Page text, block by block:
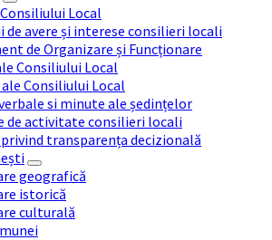
Local
de avere și interese consilieri locali
de Organizare și Funcționare
Consiliului Local
Consiliului Local
si minute ale ședințelor
de activitate consilieri locali
transparența decizională
geografică
istorică
culturală